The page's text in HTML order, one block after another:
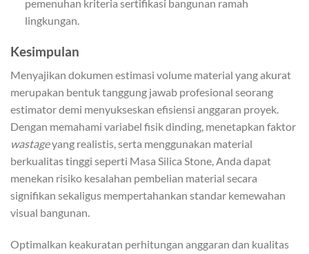
pemenuhan kriteria sertifikasi bangunan ramah
lingkungan.
Kesimpulan
Menyajikan dokumen estimasi volume material yang akurat
merupakan bentuk tanggung jawab profesional seorang
estimator demi menyukseskan efisiensi anggaran proyek.
Dengan memahami variabel fisik dinding, menetapkan faktor
wastageyang realistis, serta menggunakan material
berkualitas tinggi seperti Masa Silica Stone, Anda dapat
menekan risiko kesalahan pembelian material secara
signifikan sekaligus mempertahankan standar kemewahan
visual bangunan.
Optimalkan keakuratan perhitungan anggaran dan kualitas